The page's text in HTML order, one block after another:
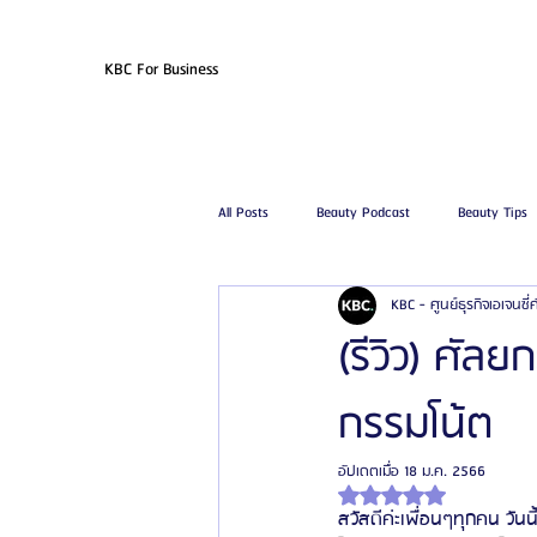
KBC For Business
All Posts Beauty Podcast Beauty Tips
รีวิวศัลยกรรมฉีดไขมัน รีวิวศัลยกรรมดู
รีวิวศัลยกรรมผู้ชาย โรงพยาบาลศัลยกร
(รีวิว) ศัลย
กรรมโน้ต
KBC - ศูนย์ธุรกิจเอเจน
อัปเดตเมื่อ 18 ม.ค. 2566
ได้รับ NaN เต็ม 5 ดาว
สวัสดีค่ะเพื่อนๆทุกคน วัน